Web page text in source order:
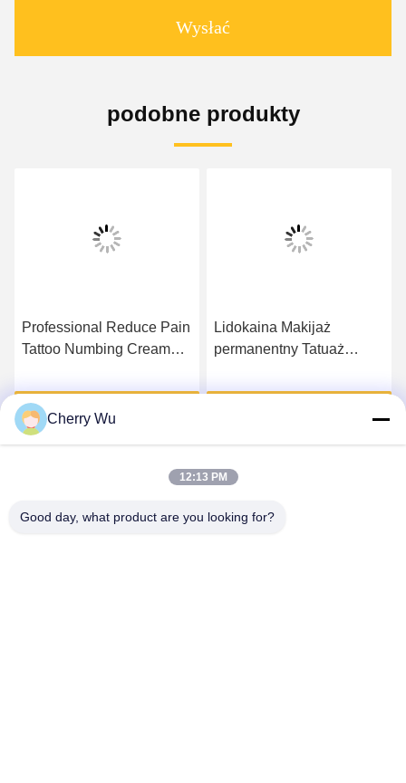
Wysłać
podobne produkty
Professional Reduce Pain
Tattoo Numbing Cream
gwarancji
Uzyskaj najlepszą cenę
Lidokaina Makijaż
permanentny Tatuaż
znieczulający Do brwi,
Cherry Wu
12:13 PM
Good day, what product are you looking for?